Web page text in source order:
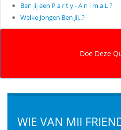
Ben jij een P a r t y - A n i m a L ?
Welke Jongen Ben Jij..?
WIE VAN MII